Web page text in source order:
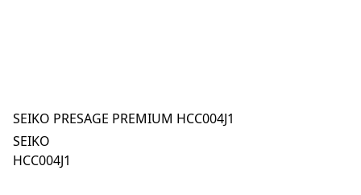
SEIKO PRESAGE PREMIUM HCC004J1
SEIKO
HCC004J1